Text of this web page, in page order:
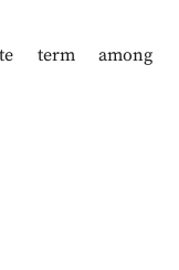
term among